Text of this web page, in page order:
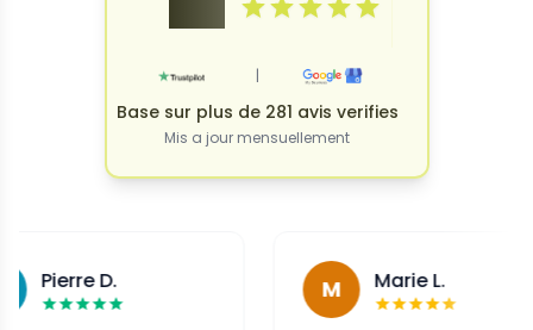
|
Base sur plus de 281 avis verifies
Mis a jour mensuellement
D. Marie L.